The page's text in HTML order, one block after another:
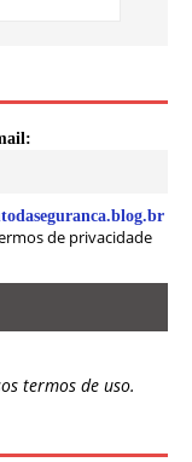
de privacidade
termos de uso.